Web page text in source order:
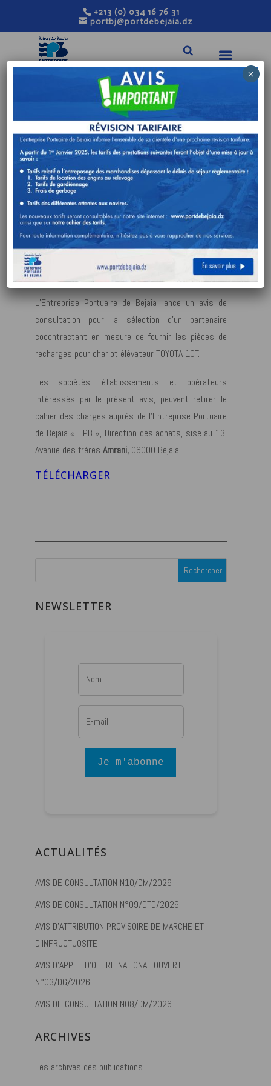
+213 (0) 034 16 76 31
portbj@portdebejaia.dz
AVIS DE
CONSULTATION N°
31/DA/2023
Août 30, 2023|Avis de consultation
FOURNITURE DE PIÈCES DE
RECHANGES POUR CHARIOT
ÉLÉVATEURTOYOTA 10T.
L’Entreprise Portuaire de Bejaia lance un avis de
consultation pour la sélection d’un partenaire
cocontractant en mesure de fournir les pièces de
recharges pour chariot élévateur TOYOTA 10T.
Les sociétés, établissements et opérateurs
intéressés par le présent avis, peuvent retirer le
cahier des charges auprès de l’Entreprise Portuaire
de Bejaia « EPB », Direction des achats, sise au 13,
Avenue des frèresAmrani, 06000 Bejaia.
TÉLÉCHARGER
NEWSLETTER
Je m'abonne
ACTUALITÉS
AVIS DE CONSULTATION N10/DM/2026
AVIS DE CONSULTATION N°09/DTD/2026
AVIS D’ATTRIBUTION PROVISOIRE DE MARCHE ET
D’INFRUCTUOSITE
AVIS D’APPEL D’OFFRE NATIONAL OUVERT
N°03/DG/2026
AVIS DE CONSULTATION N08/DM/2026
ARCHIVES
Les archives des publications
×